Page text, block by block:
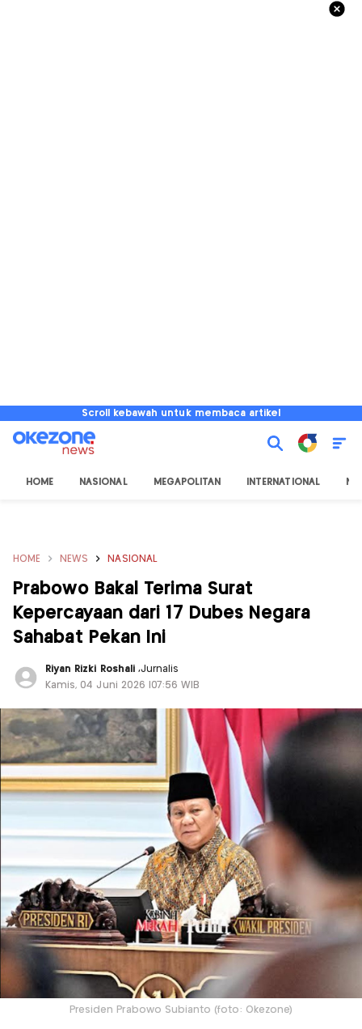
Scroll kebawah untuk membaca artikel
HOME NASIONAL MEGAPOLITAN INTERNATIONAL
HOME NEWS NASIONAL
Prabowo Bakal Terima Surat
Kepercayaan dari 17 Dubes Negara
Sahabat Pekan Ini
Riyan Rizki Roshali ,Jurnalis
Kamis, 04 Juni 2026 |07:56 WIB
Presiden Prabowo Subianto (foto: Okezone)